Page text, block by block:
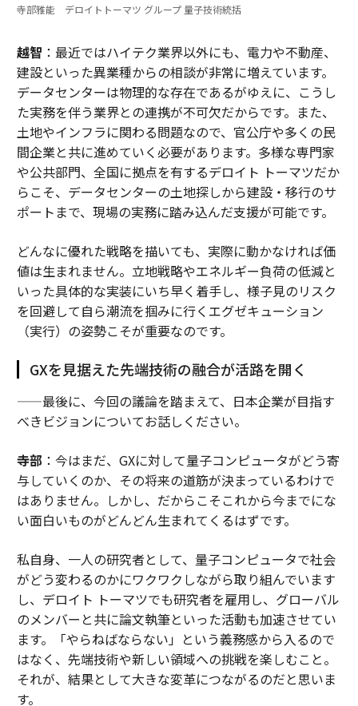
寺部雅能 デロイトトーマツ グループ 量子技術統括
越智 ：最近ではハイテク業界以外にも、電力や不動産、
建設といった異業種からの相談が非常に増えています。
データセンターは物理的な存在であるがゆえに、こうし
た実務を伴う業界との連携が不可欠だからです。また、
土地やインフラに関わる問題なので、官公庁や多くの民
間企業と共に進めていく必要があります。多様な専門家
や公共部門、全国に拠点を有するデロイト トーマツだか
らこそ、データセンターの土地探しから建設・移行のサ
ポートまで、現場の実務に踏み込んだ支援が可能です。
どんなに優れた戦略を描いても、実際に動かなければ価
値は生まれません。立地戦略やエネルギー負荷の低減と
いった具体的な実装にいち早く着手し、様子見のリスク
を回避して自ら潮流を掴みに行くエグゼキューション
（実行）の姿勢こそが重要なのです。
GXを見据えた先端技術の融合が活路を開く
——最後に、今回の議論を踏まえて、日本企業が目指す
べきビジョンについてお話しください。
寺部 ：今はまだ、GXに対して量子コンピュータがどう寄
与していくのか、その将来の道筋が決まっているわけで
はありません。しかし、だからこそこれから今までにな
い面白いものがどんどん生まれてくるはずです。
私自身、一人の研究者として、量子コンピュータで社会
がどう変わるのかにワクワクしながら取り組んでいます
し、デロイト トーマツでも研究者を雇用し、グローバル
のメンバーと共に論文執筆といった活動も加速させてい
ます。「やらねばならない」という義務感から入るので
はなく、先端技術や新しい領域への挑戦を楽しむこと。
それが、結果として大きな変革につながるのだと思いま
す。